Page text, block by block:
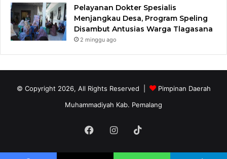
Pelayanan Dokter Spesialis
Menjangkau Desa, Program Speling
Disambut Antusias Warga Tlagasana
2 minggu ago
© Copyright 2026, All Rights Reserved |
Pimpinan Daerah
Muhammadiyah Kab. Pemalang
FacebookInstagram